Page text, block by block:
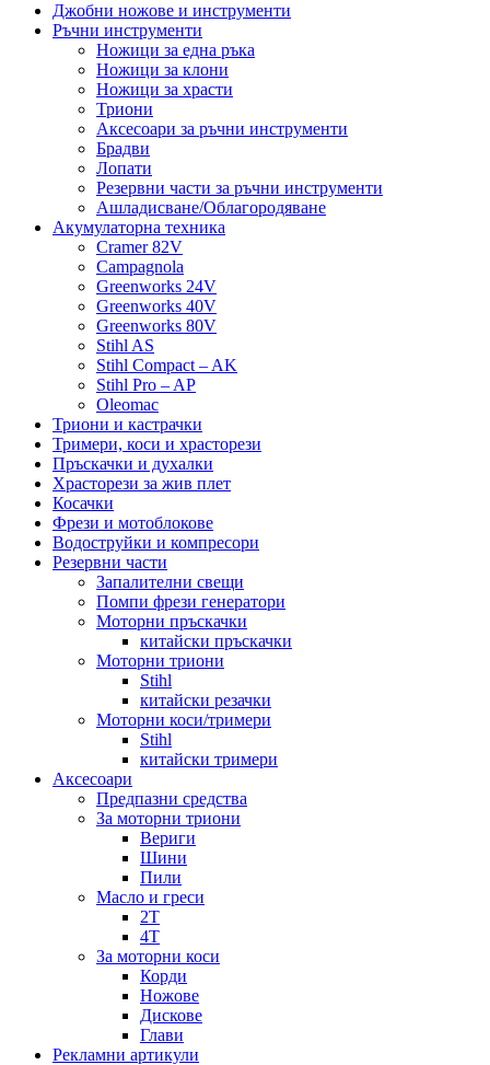
Джобни ножове и инструменти
Ръчни инструменти
Ножици за една ръка
Ножици за клони
Ножици за храсти
Триони
Аксесоари за ръчни инструменти
Брадви
Лопати
Резервни части за ръчни инструменти
Ашладисване/Облагородяване
Акумулаторна техника
Cramer 82V
Campagnola
Greenworks 24V
Greenworks 40V
Greenworks 80V
Stihl AS
Stihl Compact – AK
Stihl Pro – AP
Oleomac
Триони и кастрачки
Тримери, коси и храсторези
Пръскачки и духалки
Храсторези за жив плет
Косачки
Фрези и мотоблокове
Водоструйки и компресори
Резервни части
Запалителни свещи
Помпи фрези генератори
Моторни пръскачки
китайски пръскачки
Моторни триони
Stihl
китайски резачки
Моторни коси/тримери
Stihl
китайски тримери
Аксесоари
Предпазни средства
За моторни триони
Вериги
Шини
Пили
Масло и греси
2Т
4Т
За моторни коси
Корди
Ножове
Дискове
Глави
Рекламни артикули